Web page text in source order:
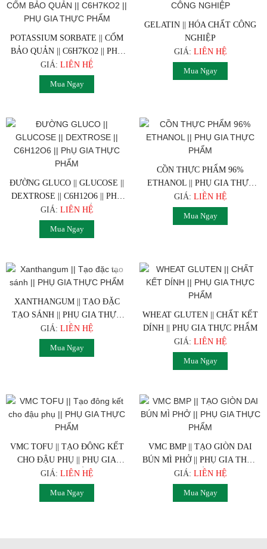
POTASSIUM SORBATE || CỐM
BẢO QUẢN || C6H7KO2 || PHỤ
GIA THỰC PHẨM
GIÁ: LIÊN HỆ
Mua Ngay
GELATIN || HÓA CHẤT CÔNG
NGHIỆP
GIÁ: LIÊN HỆ
Mua Ngay
ĐƯỜNG GLUCO || GLUCOSE ||
DEXTROSE || C6H12O6 || PHỤ
GIA THỰC PHẨM
GIÁ: LIÊN HỆ
Mua Ngay
CỒN THỰC PHẨM 96%
ETHANOL || PHỤ GIA THỰC
PHẨM
GIÁ: LIÊN HỆ
Mua Ngay
XANTHANGUM || TẠO ĐẶC
TẠO SÁNH || PHỤ GIA THỰC
PHẨM
GIÁ: LIÊN HỆ
Mua Ngay
WHEAT GLUTEN || CHẤT KẾT
DÍNH || PHỤ GIA THỰC PHẨM
GIÁ: LIÊN HỆ
Mua Ngay
VMC TOFU || TẠO ĐÔNG KẾT
CHO ĐẬU PHỤ || PHỤ GIA
THỰC PHẨM
GIÁ: LIÊN HỆ
Mua Ngay
VMC BMP || TẠO GIÒN DAI
BÚN MÌ PHỞ || PHỤ GIA THỰC
PHẨM
GIÁ: LIÊN HỆ
Mua Ngay